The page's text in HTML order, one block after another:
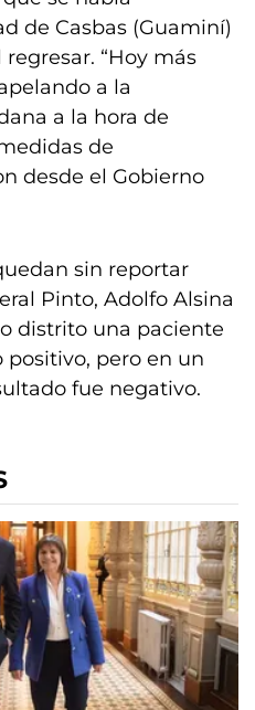
de Casbas (Guaminí)
“Hoy más
a la
a la hora de
de
desde el Gobierno
sin reportar
Pinto, Adolfo Alsina
distrito una paciente
positivo, pero en un
fue negativo.